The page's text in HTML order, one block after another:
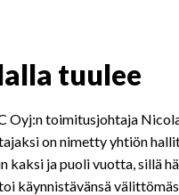
tuulee
Oyj:n toimitusjohtaja
on nimetty yhtiön
kaksi ja puoli vuotta, sillä
käynnistävänsä